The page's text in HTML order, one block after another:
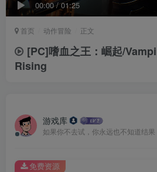
00:00/01:25
首页 动作冒险 正文
[PC]嗜血之王：崛起/
Rising
游戏库
免费资源